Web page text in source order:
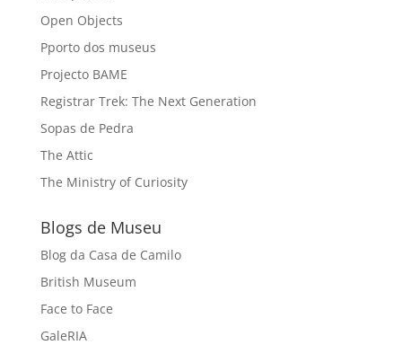
Open Objects
Pporto dos museus
Projecto BAME
Registrar Trek: The Next Generation
Sopas de Pedra
The Attic
The Ministry of Curiosity
Blogs de Museu
Blog da Casa de Camilo
British Museum
Face to Face
GaleRIA